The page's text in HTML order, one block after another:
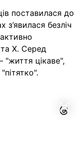
поставилася до
безліч
X. Серед
"життя цікаве",